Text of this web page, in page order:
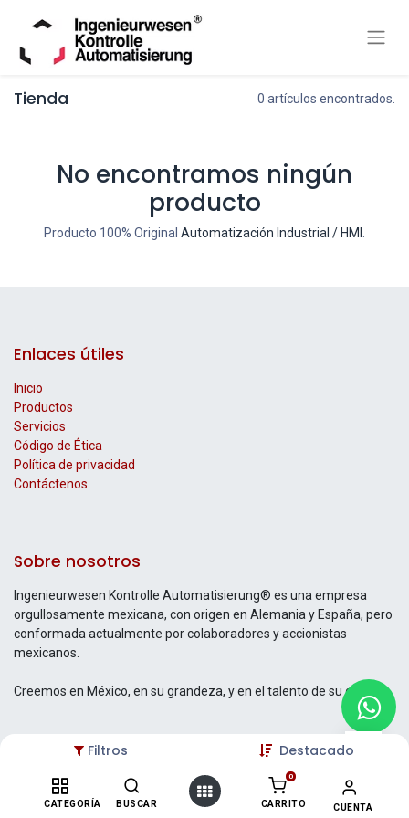
Filtros Destacado
CATEGORÍA BUSCAR
0
CARRITO CUENTA
Tienda 0 artículos encontrados.
No encontramos ningún
producto
Producto 100% Original Automatización Industrial / HMI
Enlaces útiles
Inicio
Productos
Servicios
Código de Ética
Política de privacidad
Contáctenos
Sobre nosotros
Ingenieurwesen Kontrolle Automatisierung® es una empresa
orgullosamente mexicana, con origen en Alemania y España, pero
conformada actualmente por colaboradores y accionistas
mexicanos.
Creemos en México, en su grandeza, y en el talento de su gente.
Contáctenos